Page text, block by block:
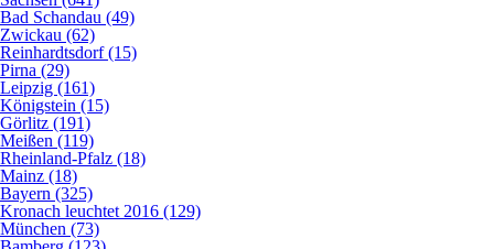
Bad Schandau (49)
Zwickau (62)
Reinhardtsdorf (15)
Pirna (29)
Leipzig (161)
Königstein (15)
Görlitz (191)
Meißen (119)
Rheinland-Pfalz (18)
Mainz (18)
Bayern (325)
Kronach leuchtet 2016 (129)
München (73)